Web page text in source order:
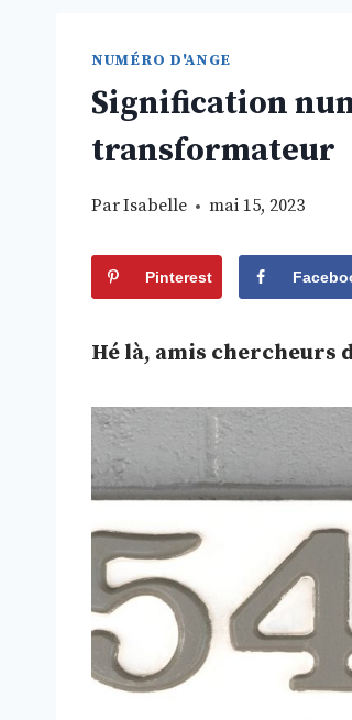
NUMÉRO D'ANGE
Signification
transformateur
ParIsabelle mai 15, 2023
Pinterest
Hé là, amis chercheurs